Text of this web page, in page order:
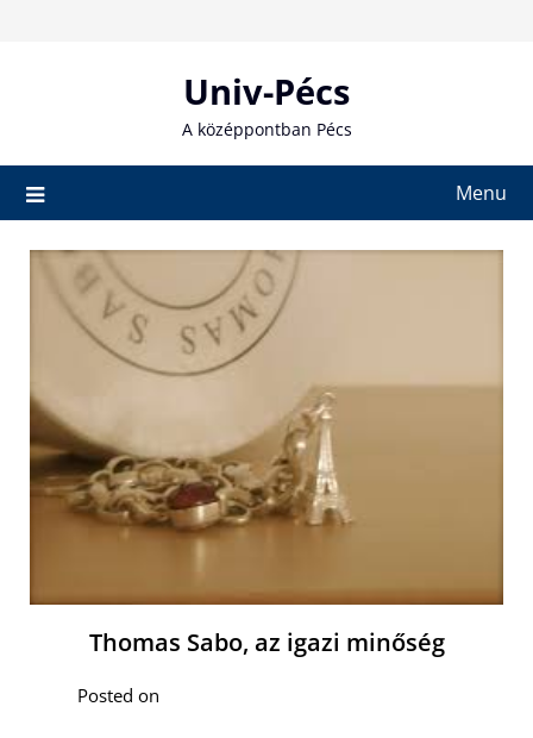
Univ-Pécs
A középpontban Pécs
Menu
Thomas Sabo, az igazi minőség
Posted on